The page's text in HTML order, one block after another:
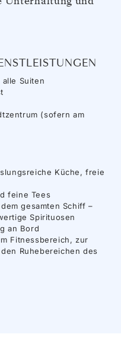
Suiten
(sofern am
Küche, freie
feine Tees
gesamten Schiff –
Spirituosen
an Bord
Fitnessbereich, zur
Ruhebereichen des